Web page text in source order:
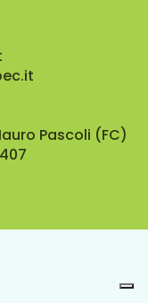
Pascoli (FC)